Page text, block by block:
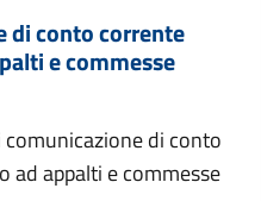
di conto corrente
e commesse
di conto
ad appalti e commesse